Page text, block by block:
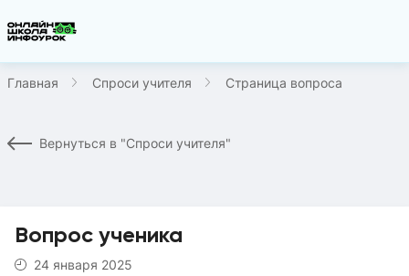
Главная Спроси учителя Страница вопроса
Вернуться в "Спроси учителя"
Вопрос ученика
24 января 2025